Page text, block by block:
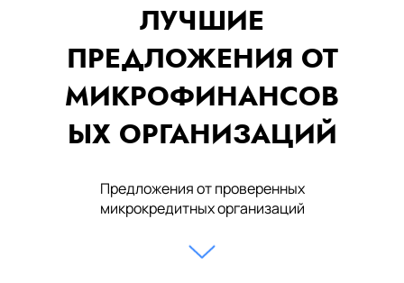
ЛУЧШИЕ
ПРЕДЛОЖЕНИЯ ОТ
МИКРОФИНАНСОВ
ЫХ ОРГАНИЗАЦИЙ
Предложения от проверенных
микрокредитных организаций